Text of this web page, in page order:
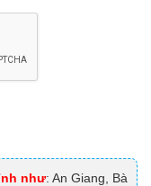
như: An Giang, Bà